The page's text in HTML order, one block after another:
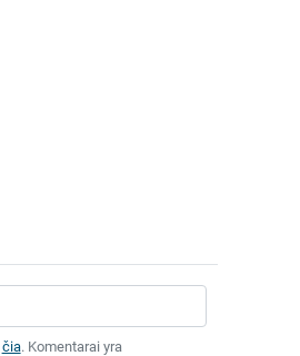
čia. Komentarai yra